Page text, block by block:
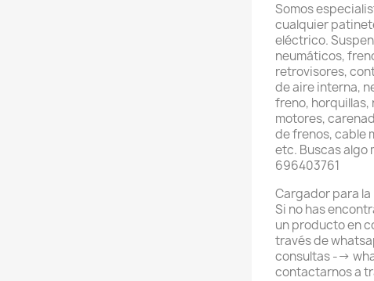
Somos
cualquier
eléctrico.
neumáticos,
retrovisores,
de aire interna,
freno,
motores,
de frenos, cable
etc. Buscas algo
696403761
Cargador para
Si no has
un producto en
través de
consultas -->
contactarnos a